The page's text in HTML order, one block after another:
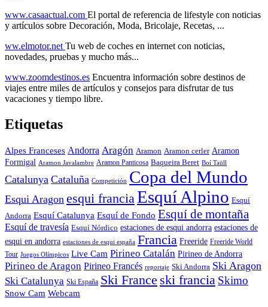
www.casaactual.com El portal de referencia de lifestyle con noticias
y artículos sobre Decoración, Moda, Bricolaje, Recetas, ...
ww.elmotor.net Tu web de coches en internet con noticias,
novedades, pruebas y mucho más...
www.zoomdestinos.es Encuentra información sobre destinos de
viajes entre miles de artículos y consejos para disfrutar de tus
vacaciones y tiempo libre.
Etiquetas
Alpes Franceses Andorra Aragón Aramon Aramon cerler Aramon
Formigal Aramon Javalambre Aramon Panticosa Baqueira Beret Boí Taüll
Catalunya Cataluña Competición Copa del Mundo
Esqui Aragon esqui francia Esquí Alpino Esquí
Andorra Esquí Catalunya Esquí de Fondo Esquí de montaña
Esquí de travesía Esquí Nórdico estaciones de esqui andorra estaciones de
esqui en andorra estaciones de esqui españa Francia Freeride Freeride World
Tour Juegos Olímpicos Live Cam Pirineo Catalán Pirineo de Andorra
Pirineo de Aragon Pirineo Francés reportaje Ski Andorra Ski Aragon
Ski Catalunya Ski España Ski France ski francia Skimo
Snow Cam Webcam